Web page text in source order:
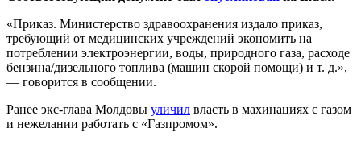
«Приказ. Министерство здравоохранения издало приказ,
требующий от медицинских учреждений экономить на
потреблении электроэнергии, воды, природного газа, расходе
бензина/дизельного топлива (машин скорой помощи) и т. д.»,
— говорится в сообщении.
Ранее экс-глава Молдовы уличил власть в махинациях с газом
и нежелании работать с «Газпромом».